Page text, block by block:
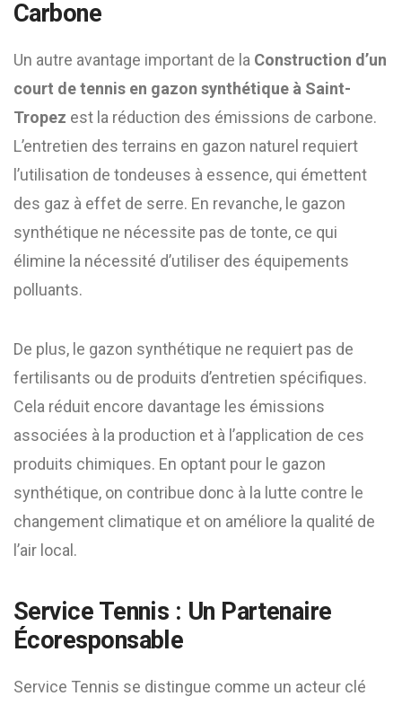
Carbone
Un autre avantage important de la Construction d’un
court de tennis en gazon synthétique à Saint-
Tropez est la réduction des émissions de carbone.
L’entretien des terrains en gazon naturel requiert
l’utilisation de tondeuses à essence, qui émettent
des gaz à effet de serre. En revanche, le gazon
synthétique ne nécessite pas de tonte, ce qui
élimine la nécessité d’utiliser des équipements
polluants.
De plus, le gazon synthétique ne requiert pas de
fertilisants ou de produits d’entretien spécifiques.
Cela réduit encore davantage les émissions
associées à la production et à l’application de ces
produits chimiques. En optant pour le gazon
synthétique, on contribue donc à la lutte contre le
changement climatique et on améliore la qualité de
l’air local.
Service Tennis : Un Partenaire
Écoresponsable
Service Tennis se distingue comme un acteur clé